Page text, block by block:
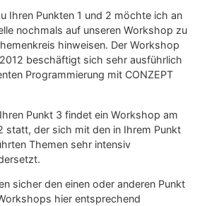
Ihren Punkten 1 und 2 möchte ich an
nochmals auf unseren Workshop zu
hinweisen. Der Workshop
beschäftigt sich sehr ausführlich
Programmierung mit CONZEPT
Punkt 3 findet ein Workshop am
statt, der sich mit den in Ihrem Punkt
Themen sehr intensiv
sicher den einen oder anderen Punkt
hier entsprechend